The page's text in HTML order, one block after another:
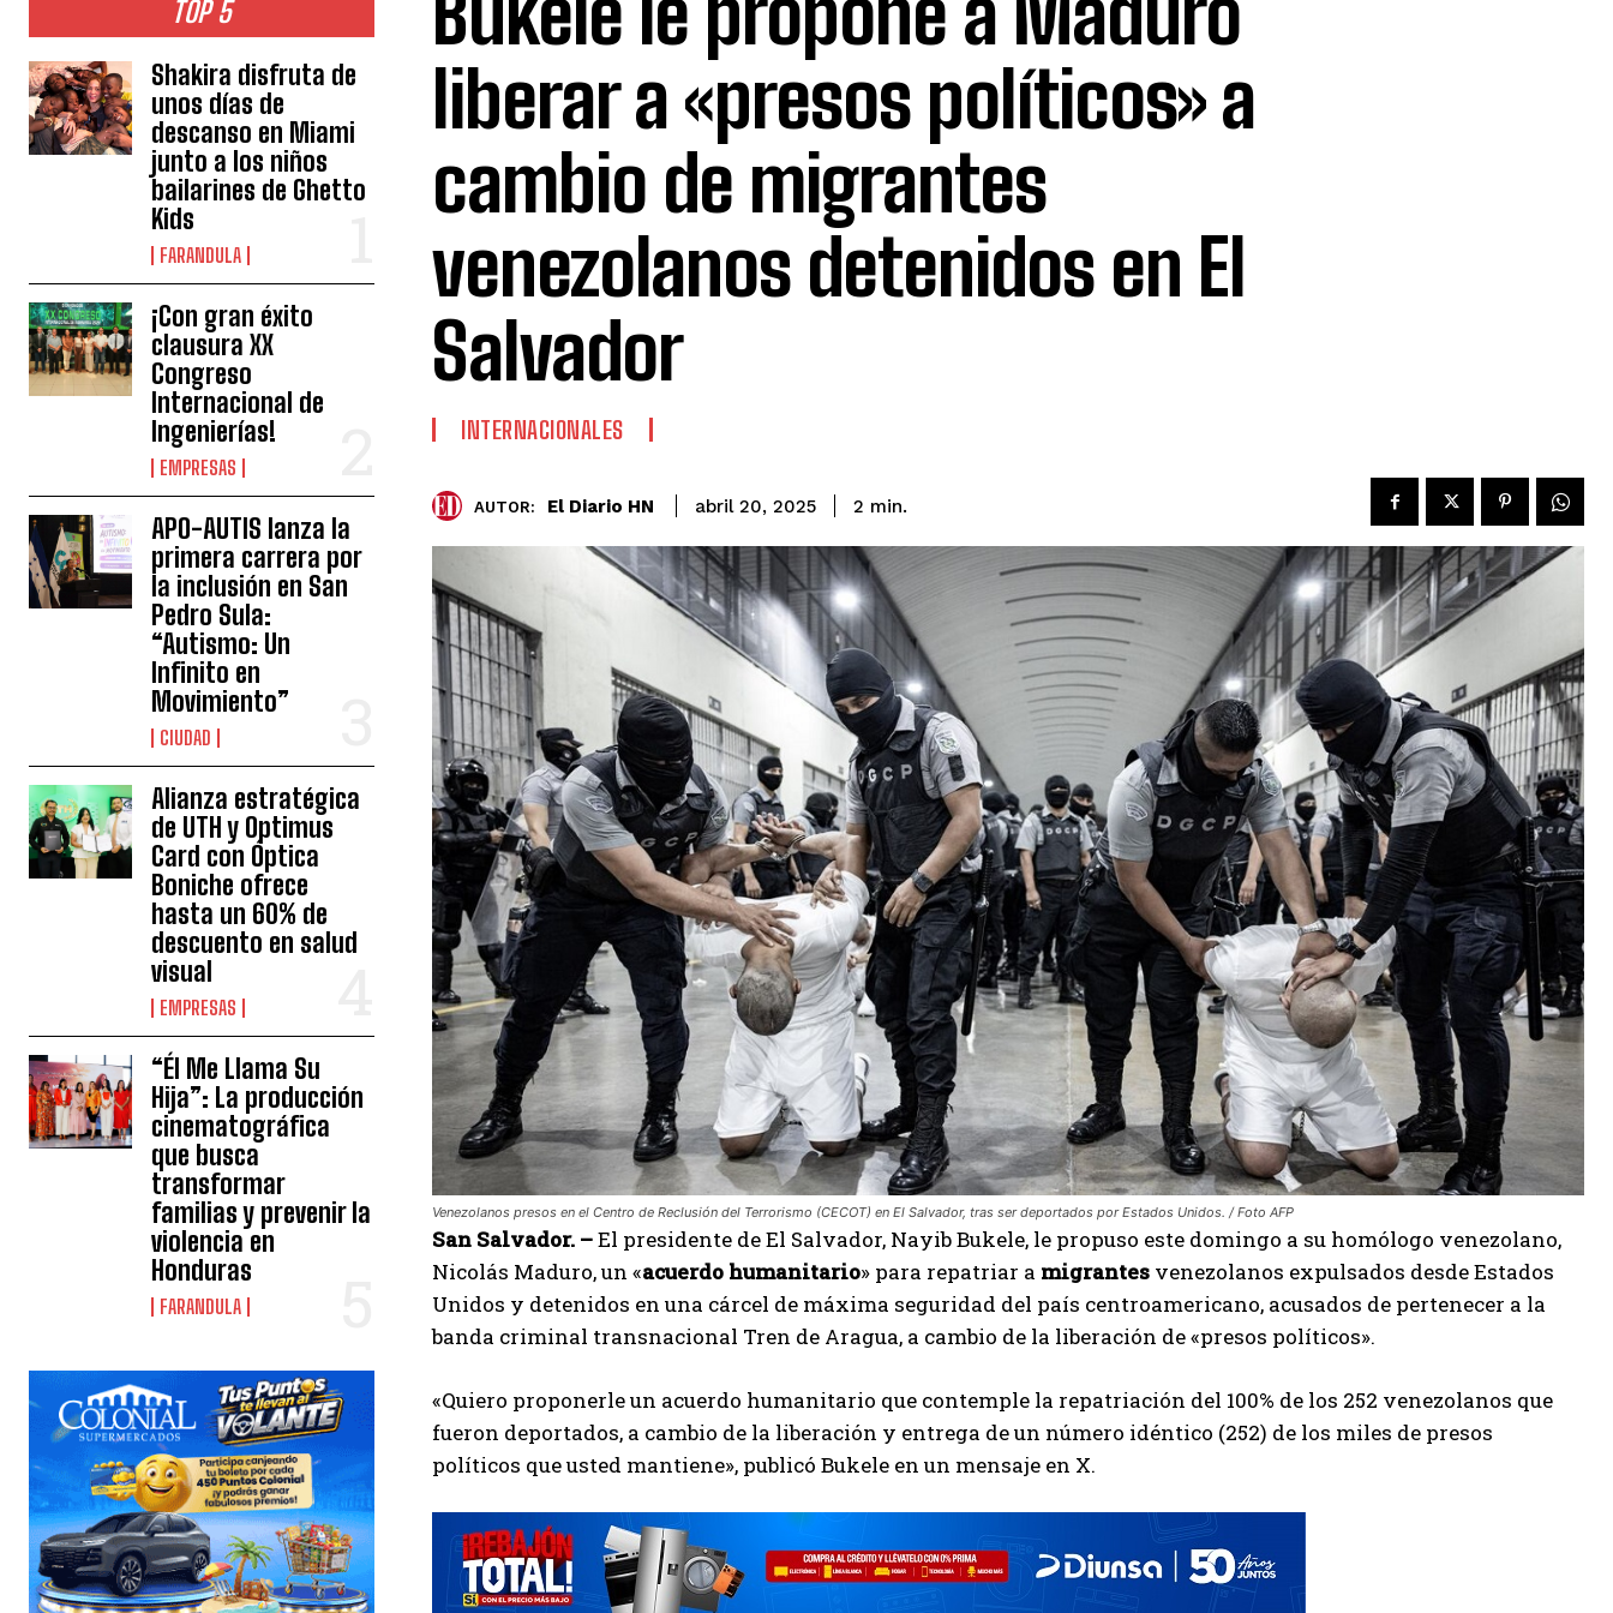
TOP 5
Shakira disfruta de
unos días de
descanso en Miami
junto a los niños
bailarines de Ghetto
Kids
FARANDULA
¡Con gran éxito
clausura XX
Congreso
Internacional de
Ingenierías!
EMPRESAS
APO-AUTIS lanza la
primera carrera por
la inclusión en San
Pedro Sula:
“Autismo: Un
Infinito en
Movimiento”
CIUDAD
Alianza estratégica
de UTH y Optimus
Card con Óptica
Boniche ofrece
hasta un 60% de
descuento en salud
visual
EMPRESAS
“Él Me Llama Su
Hija”: La producción
cinematográfica
que busca
transformar
familias y prevenir la
violencia en
Honduras
FARANDULA
liberar a «presos políticos» a
cambio de migrantes
venezolanos detenidos en El
Salvador
INTERNACIONALES
AUTOR: El Diario HN abril 20, 2025 2 min.
Venezolanos presos en el Centro de Reclusión del Terrorismo (CECOT) en El Salvador, tras ser deportados por Estados Unidos. / Foto AFP
San Salvador. –El presidente de El Salvador, Nayib Bukele, le propuso este domingo a su homólogo venezolano,
Nicolás Maduro, un «acuerdo humanitario» para repatriar a migrantes venezolanos expulsados desde Estados
Unidos y detenidos en una cárcel de máxima seguridad del país centroamericano, acusados de pertenecer a la
banda criminal transnacional Tren de Aragua, a cambio de la liberación de «presos políticos».
«Quiero proponerle un acuerdo humanitario que contemple la repatriación del 100% de los 252 venezolanos que
fueron deportados, a cambio de la liberación y entrega de un número idéntico (252) de los miles de presos
políticos que usted mantiene», publicó Bukele en un mensaje en X.